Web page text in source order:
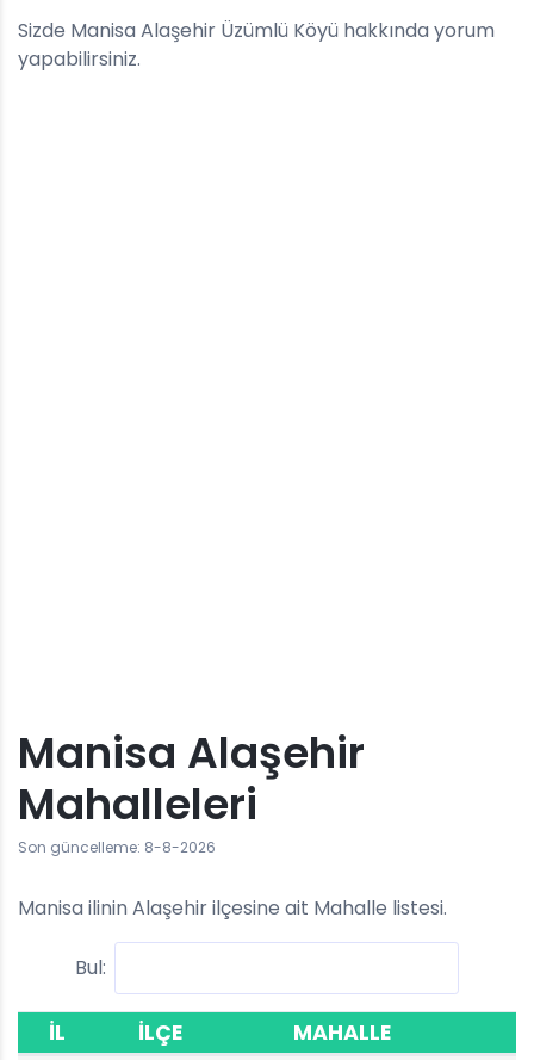
Sizde Manisa Alaşehir Üzümlü Köyü hakkında yorum
yapabilirsiniz.
Manisa Alaşehir
Mahalleleri
Son güncelleme: 8-8-2026
Manisa ilinin Alaşehir ilçesine ait Mahalle listesi.
Bul:
İL İLÇE MAHALLE